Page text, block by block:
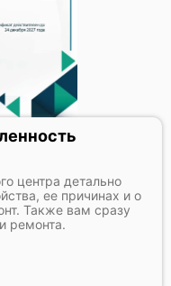
центра детально
ее причинах и о
Также вам сразу
ремонта.